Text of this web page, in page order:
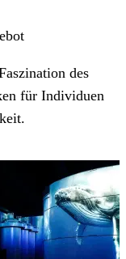
des
für Individuen